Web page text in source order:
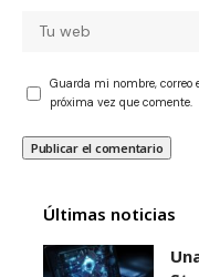
Guarda mi nombre, correo
próxima vez que comente.
Últimas noticias